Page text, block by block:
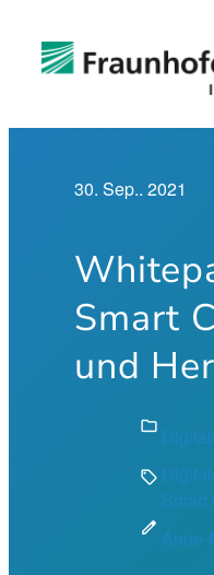
Inhalt
springen
30. Sep.. 2021
Smart
und
folder
sell
Smart
edit